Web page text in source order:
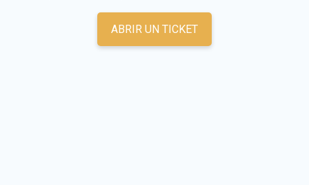
ABRIR UN TICKET